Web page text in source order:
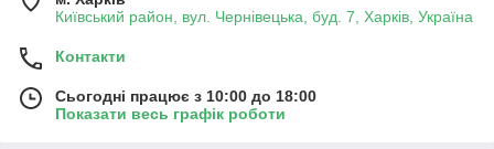
Київський район, вул. Чернівецька, буд. 7, Харків, Україна
Контакти
Сьогодні працює з 10:00 до 18:00
Показати весь графік роботи